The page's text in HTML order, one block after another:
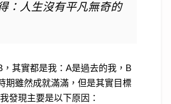
： 人生沒有平凡無奇的
，其實都是我： A是過去的我， B
期雖然成就滿滿，但是其實目標
發現主要是以下原因：